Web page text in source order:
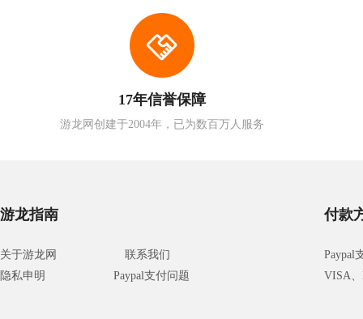
17年信誉保障
游龙网创建于2004年，已为数百万人服务
游龙指南
关于游龙网
联系我们
隐私申明
Paypal支付问题
付款
Paypal
VISA、